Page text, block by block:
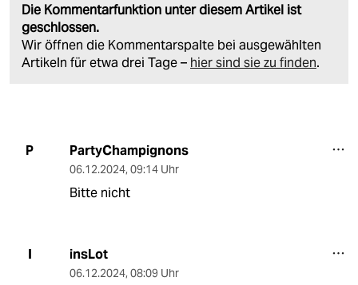
Die Kommentarfunktion unter diesem Artikel ist
geschlossen.
Wir öffnen die Kommentarspalte bei ausgewählten
Artikeln für etwa drei Tage – hier sind sie zu finden.
P PartyChampignons
06.12.2024, 09:14 Uhr
Bitte nicht
I insLot
06.12.2024, 08:09 Uhr